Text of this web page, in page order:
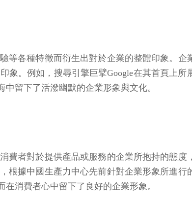
等各種特徵而衍生出對於企業的整體印象。企
。例如，搜尋引擎巨擘Google在其首頁上所
留下了活潑幽默的企業形象與文化。
費者對於提供產品或服務的企業所抱持的態度
根據中國生產力中心先前針對企業形象所進行
消費者心中留下了良好的企業形象。